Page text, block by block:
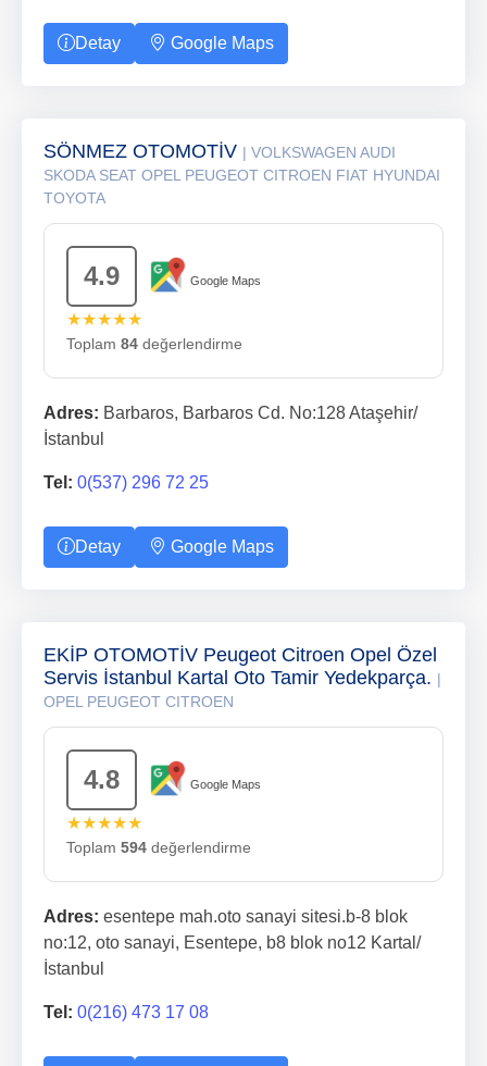
Detay Google Maps
SÖNMEZ OTOMOTİV | VOLKSWAGEN AUDI
SKODA SEAT OPEL PEUGEOT CITROEN FIAT HYUNDAI
TOYOTA
4.9 Google Maps
★★★★★
Toplam 84 değerlendirme
Adres: Barbaros, Barbaros Cd. No:128 Ataşehir/
İstanbul
Tel: 0(537) 296 72 25
Detay Google Maps
EKİP OTOMOTİV Peugeot Citroen Opel Özel
Servis İstanbul Kartal Oto Tamir Yedekparça. |
OPEL PEUGEOT CITROEN
4.8 Google Maps
★★★★★
Toplam 594 değerlendirme
Adres: esentepe mah.oto sanayi sitesi.b-8 blok
no:12, oto sanayi, Esentepe, b8 blok no12 Kartal/
İstanbul
Tel: 0(216) 473 17 08